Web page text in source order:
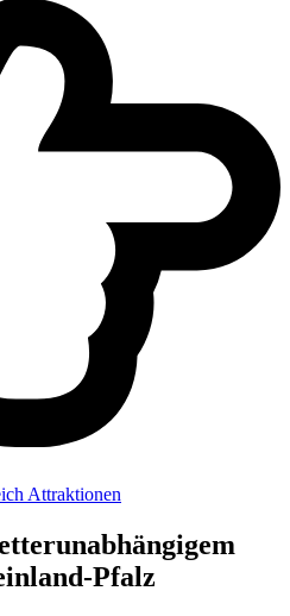
Attraktionen
Pfalz